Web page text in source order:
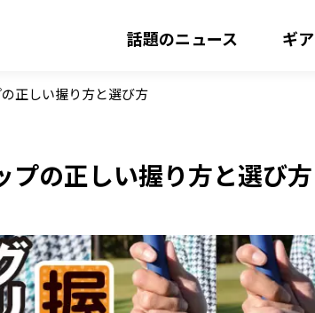
話題のニュース ギア
正しい握り方と選び方
プの正しい握り方と選び方